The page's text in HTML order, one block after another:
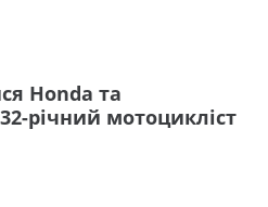
Honda та
річний мотоцикліст